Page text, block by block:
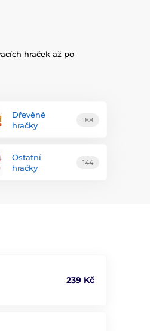
hraček až po
Dřevěné
hračky
188
Ostatní
hračky
144
239 Kč